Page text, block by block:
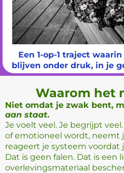
Een 1-op-1 traject
blijven onder druk, in je
Waarom het
Niet omdat je zwak bent,
aan staat.
Je voelt veel. Je begrijpt
of emotioneel wordt, neemt
reageert je systeem voordat
Dat is geen falen. Dat is een
overlevingsmateriaal